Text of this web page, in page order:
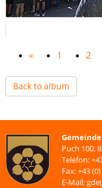
« 1 2
Back to album
Puch 100,
Telefon:
Fax: +43
E-Mail: